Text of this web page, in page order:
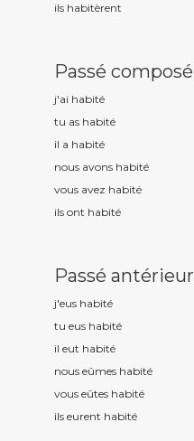
ils habitèrent
Passé composé
j'ai habité
tu as habité
il a habité
nous avons habité
vous avez habité
ils ont habité
Passé antérieur
j'eus habité
tu eus habité
il eut habité
nous eûmes habité
vous eûtes habité
ils eurent habité